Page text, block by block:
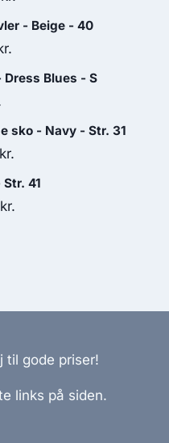
price
- Beige - 40
price Blues - S
price
is:
sko - Navy - Str. 31
kr.
price
41
kr.
gode priser!
links på siden.